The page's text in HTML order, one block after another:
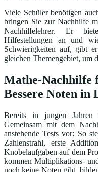
Viele Schüler benötigen
bringen Sie zur Nachhilfe
Nachhilfelehrer. Er
Hilfestellungen an und
Schwierigkeiten auf, gibt
gleichen Themengebiet, um
Mathe-Nachhilfe
Bessere Noten in
Bereits in jungen Jahren
Gemeinsam mit dem
anstehende Tests vor: So
Zahlenstrahl, erste
Knobelaufgaben auf dem
kommen Multiplikations-
noch keine Noten gibt,